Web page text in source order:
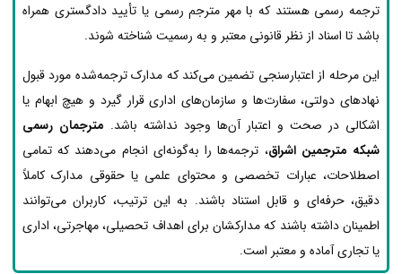
ترجمه رسمی هستند که با مهر مترجم رسمی یا تأیید دادگستری همراه
باشد تا اسناد از نظر قانونی معتبر و به رسمیت شناخته شوند.
این مرحله از اعتبارسنجی تضمین می‌کند که مدارک ترجمه‌شده مورد قبول
نهادهای دولتی، سفارت‌ها و سازمان‌های اداری قرار گیرد و هیچ ابهام یا
اشکالی در صحت و اعتبار آن‌ها وجود نداشته باشد. مترجمان رسمی
شبکه مترجمین اشراق، ترجمه‌ها را به‌گونه‌ای انجام می‌دهند که تمامی
اصطلاحات، عبارات تخصصی و محتوای علمی یا حقوقی مدارک کاملاً
دقیق، حرفه‌ای و قابل استناد باشند. به این ترتیب، کاربران می‌توانند
اطمینان داشته باشند که مدارکشان برای اهداف تحصیلی، مهاجرتی، اداری
یا تجاری آماده و معتبر است.